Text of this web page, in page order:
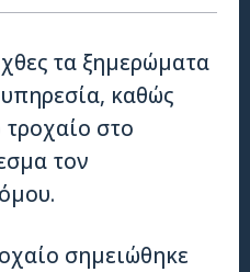
τα ξημερώματα
καθώς
στο
τον
σημειώθηκε